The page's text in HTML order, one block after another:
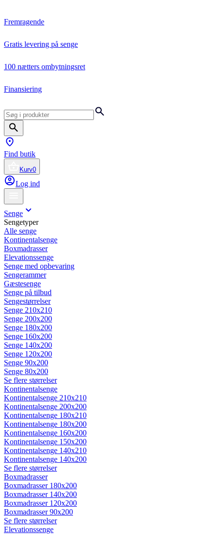
Fremragende
Gratis levering på senge
100 nætters ombytningsret
Finansiering
Find butik
Kurv0
Log ind
Senge
Sengetyper
Alle senge
Kontinentalsenge
Boxmadrasser
Elevationssenge
Senge med opbevaring
Sengerammer
Gæstesenge
Senge på tilbud
Sengestørrelser
Senge 210x210
Senge 200x200
Senge 180x200
Senge 160x200
Senge 140x200
Senge 120x200
Senge 90x200
Senge 80x200
Se flere størrelser
Kontinentalsenge
Kontinentalsenge 210x210
Kontinentalsenge 200x200
Kontinentalsenge 180x210
Kontinentalsenge 180x200
Kontinentalsenge 160x200
Kontinentalsenge 150x200
Kontinentalsenge 140x210
Kontinentalsenge 140x200
Se flere størrelser
Boxmadrasser
Boxmadrasser 180x200
Boxmadrasser 140x200
Boxmadrasser 120x200
Boxmadrasser 90x200
Se flere størrelser
Elevationssenge